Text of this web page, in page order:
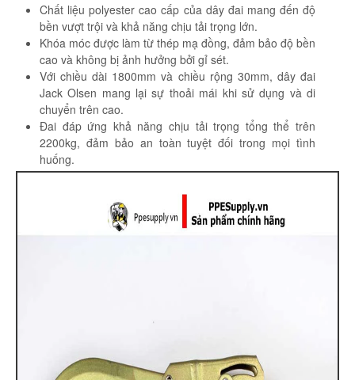
Chất liệu polyester cao cấp của dây đai mang đến độ
bền vượt trội và khả năng chịu tải trọng lớn.
Khóa móc được làm từ thép mạ đồng, đảm bảo độ bền
cao và không bị ảnh hưởng bởi gỉ sét.
Với chiều dài 1800mm và chiều rộng 30mm, dây đai
Jack Olsen mang lại sự thoải mái khi sử dụng và di
chuyển trên cao.
Đai đáp ứng khả năng chịu tải trọng tổng thể trên
2200kg, đảm bảo an toàn tuyệt đối trong mọi tình
huống.